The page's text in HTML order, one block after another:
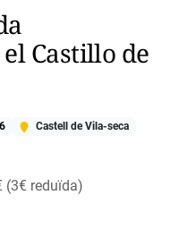
Castillo de
Castell de Vila-seca
(3€ reduïda)